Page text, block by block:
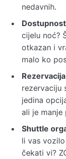
nedavnih.
cijelu noć?
otkazan i
malo ko
rezervaciju
jedina
ali je manje
Shuttle
li vas
čekati vi?